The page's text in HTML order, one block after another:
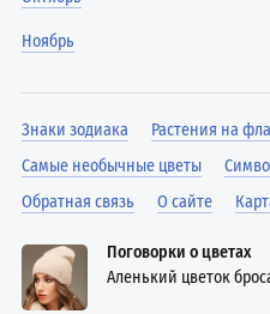
Ноябрь
Знаки зодиака
Растения на
Самые необычные цветы
Обратная связь
О сайте
Поговорки о цветах
Аленький цветок